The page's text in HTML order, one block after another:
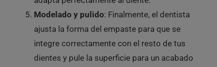
Modelado y pulido: Finalmente, el dentista
ajusta la forma del empaste para que se
integre correctamente con el resto de tus
dientes y pule la superficie para un acabado